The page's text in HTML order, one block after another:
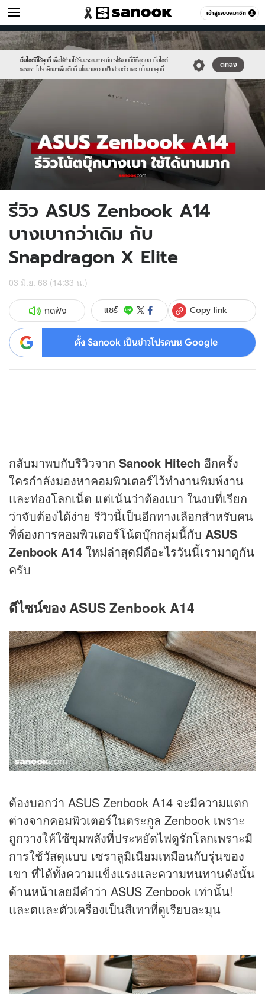
เข้าสู่ระบบสมาชิก
ไอที หมวดอื่นๆ
เว็บไซต์นี้ใช้คุกกี้ เพื่อให้ท่านได้รับประสบการณ์การใช้งานที่ดีที่สุดบน เว็บไซต์
ของเรา โปรดศึกษาเพิ่มเติมที่ นโยบายความเป็นส่วนตัว และ นโยบายคุกกี้
ตกลง
Sanook
//s.isanook.com/sr/0/images/logo-
new-
sanook.png
600
60
//s.isanook.com/hi/0/ud/322/1613079/zen-
a14.jpg
รีวิว ASUS Zenbook A14
บางเบากว่าเดิม กับ
Snapdragon X Elite
03 มิ.ย. 68 (14:33 น.)
กดฟัง แชร์ Copy link
ตั้ง Sanook เป็นข่าวโปรดบน Google
กลับมาพบกับรีวิวจาก Sanook Hitech อีกครั้ง
ใครกำลังมองหาคอมพิวเตอร์ไว้ทำงานพิมพ์งาน
และท่องโลกเน็ต แต่เน้นว่าต้องเบา ในงบที่เรียก
ว่าจับต้องได้ง่าย รีวิวนี้เป็นอีกทางเลือกสำหรับคน
ที่ต้องการคอมพิวเตอร์โน้ตบุ๊กกลุ่มนี้กับ ASUS
Zenbook A14 ใหม่ล่าสุดมีดีอะไรวันนี้เรามาดูกัน
ครับ
ดีไซน์ของ ASUS Zenbook A14
ต้องบอกว่า ASUS Zenbook A14 จะมีความแตก
ต่างจากคอมพิวเตอร์ในตระกูล Zenbook เพราะ
ถูกวางให้ใช้ขุมพลังที่ประหยัดไฟดูรักโลกเพราะมี
การใช้วัสดุแบบ เซราลูมิเนียมเหมือนกับรุ่นของ
เขา ที่ได้ทั้งความแข็งแรงและความทนทานดังนั้น
ด้านหน้าเลยมีคำว่า ASUS Zenbook เท่านั้น!
และตและตัวเครื่องเป็นสีเทาที่ดูเรียบละมุน